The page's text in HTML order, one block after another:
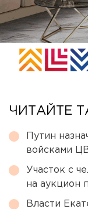
ЧИТАЙТЕ
Путин
войсками
Участок с
на аукцион
Власти